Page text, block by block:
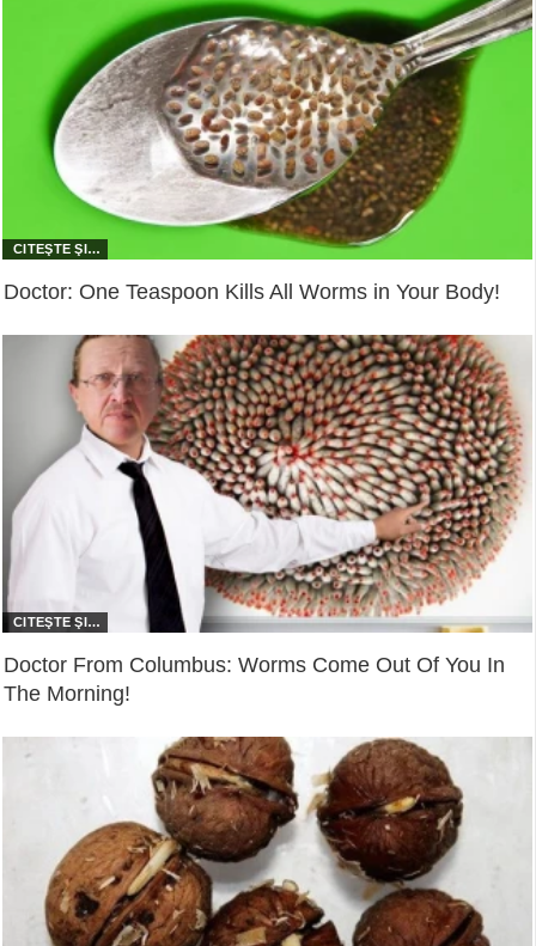
Doctor: One Teaspoon Kills All Worms in Your Body!
Doctor From Columbus: Worms Come Out Of You In
The Morning!